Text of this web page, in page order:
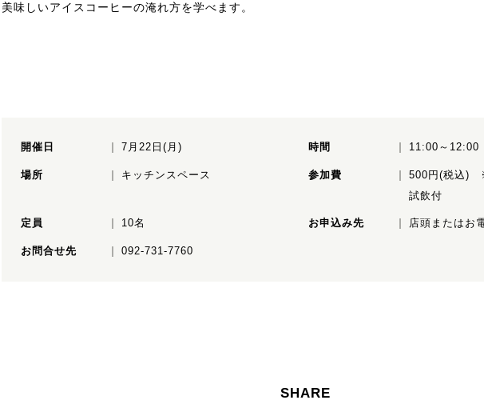
美味しいアイスコーヒーの淹れ方を学べます。
開催日 7月22日(月) 時間 11:00～12:00
場所 キッチンスペース 参加費
500円(税込)
試飲付
定員 10名 お申込み先 店頭またはお
お問合せ先 092-731-7760
SHARE